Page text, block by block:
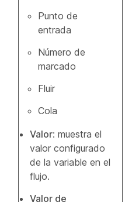
Punto de
entrada
Número de
marcado
Fluir
Cola
Valor: muestra el
valor configurado
de la variable en el
flujo.
Valor de